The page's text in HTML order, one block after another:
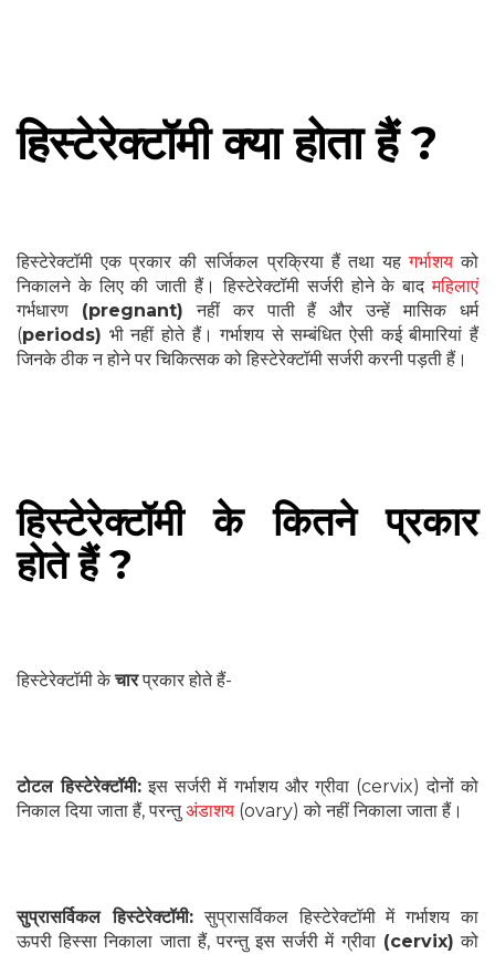
हिस्टेरेक्टॉमी क्या होता हैं ?
हिस्टेरेक्टॉमी एक प्रकार की सर्जिकल प्रक्रिया हैं तथा यहगर्भाशयको
निकालने के लिए की जाती हैं। हिस्टेरेक्टॉमी सर्जरी होने के बादमहिलाएं
गर्भधारण (pregnant) नहीं कर पाती हैं और उन्हें मासिक धर्म
(periods) भी नहीं होते हैं। गर्भाशय से सम्बंधित ऐसी कई बीमारियां हैं
जिनके ठीक न होने पर चिकित्सक को हिस्टेरेक्टॉमी सर्जरी करनी पड़ती हैं।
हिस्टेरेक्टॉमी के कितने प्रकार
होते हैं ?
हिस्टेरेक्टॉमी केचारप्रकार होते हैं-
टोटल हिस्टेरेक्टॉमी: इस सर्जरी में गर्भाशय और ग्रीवा (cervix) दोनों को
निकाल दिया जाता हैं, परन्तुअंडाशय (ovary) को नहीं निकाला जाता हैं।
सुप्रासर्विकल हिस्टेरेक्टॉमी:सुप्रासर्विकल हिस्टेरेक्टॉमी में गर्भाशय का
ऊपरी हिस्सा निकाला जाता हैं, परन्तु इस सर्जरी में ग्रीवा(cervix) को